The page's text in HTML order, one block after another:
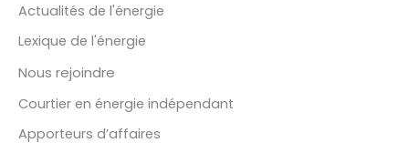
Actualités de l'énergie
Lexique de l'énergie
Nous rejoindre
Courtier en énergie indépendant
Apporteurs d’affaires